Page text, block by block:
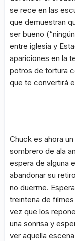
se rece en las
que demuestran
ser bueno (
entre iglesia y
apariciones en la
potros de tortura
que te convertirá
Chuck es ahora
sombrero de ala
espera de alguna
abandonar su
no duerme.
treintena de
vez que los
una sonrisa y
ver aquella